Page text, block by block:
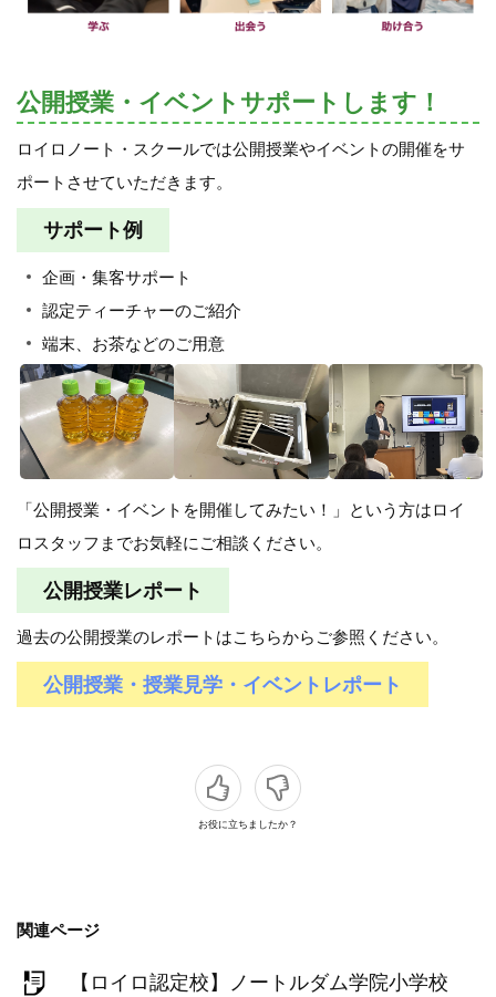
公開授業・イベントサポートします！
ロイロノート・スクールでは公開授業やイベントの開催をサ
ポートさせていただきます。
サポート例
企画・集客サポート
認定ティーチャーのご紹介
端末、お茶などのご用意
「公開授業・イベントを開催してみたい！」という方はロイ
ロスタッフまでお気軽にご相談ください。
公開授業レポート
過去の公開授業のレポートはこちらからご参照ください。
公開授業・授業見学・イベントレポート
お役に立ちましたか？
関連ページ
【ロイロ認定校】ノートルダム学院小学校